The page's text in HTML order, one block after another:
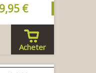
9,95 €
Acheter